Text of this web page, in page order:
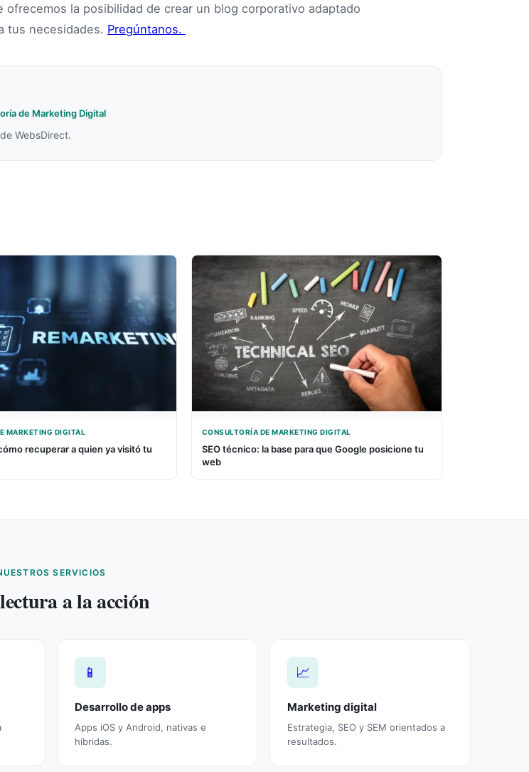
ofrecemos la posibilidad de crear un blog corporativo adaptado
tus necesidades. Pregúntanos.
de Marketing Digital
WebsDirect.
MARKETING DIGITAL
recuperar a quien ya visitó tu
CONSULTORÍA DE MARKETING DIGITAL
SEO técnico: la base para que Google posicione tu
web
SERVICIOS
a la acción
📱
Desarrollo de apps
Apps iOS y Android, nativas e
híbridas.
📈
Marketing digital
Estrategia, SEO y SEM orientados a
resultados.